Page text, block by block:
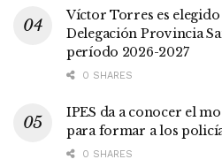
Víctor Torres es
Delegación Provincia
período 2026-2027
0 SHARES
IPES da a conocer el
para formar a los
0 SHARES